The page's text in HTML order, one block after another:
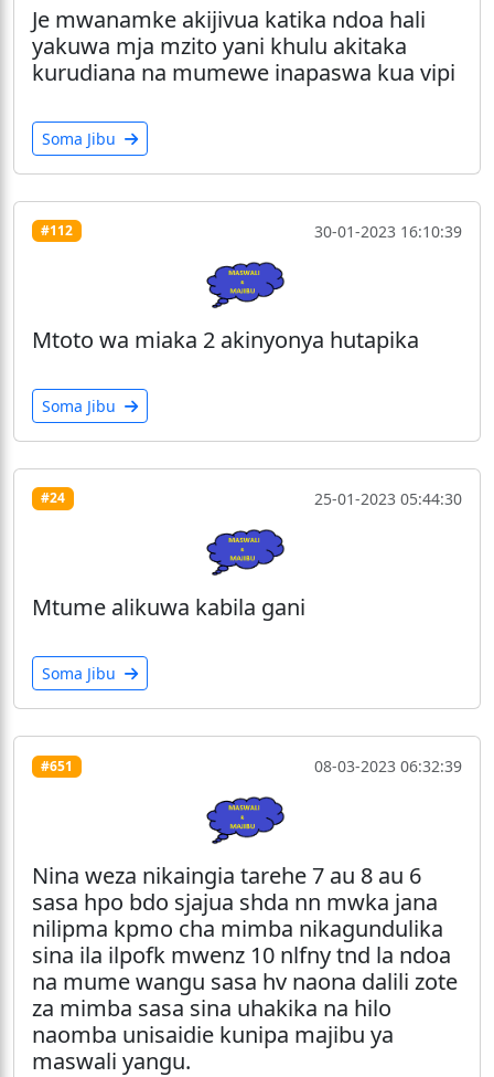
Je mwanamke akijivua katika ndoa hali
yakuwa mja mzito yani khulu akitaka
kurudiana na mumewe inapaswa kua vipi
Soma Jibu
#112 30-01-2023 16:10:39
Mtoto wa miaka 2 akinyonya hutapika
Soma Jibu
#24 25-01-2023 05:44:30
Mtume alikuwa kabila gani
Soma Jibu
#651 08-03-2023 06:32:39
Nina weza nikaingia tarehe 7 au 8 au 6
sasa hpo bdo sjajua shda nn mwka jana
nilipma kpmo cha mimba nikagundulika
sina ila ilpofk mwenz 10 nlfny tnd la ndoa
na mume wangu sasa hv naona dalili zote
za mimba sasa sina uhakika na hilo
naomba unisaidie kunipa majibu ya
maswali yangu.